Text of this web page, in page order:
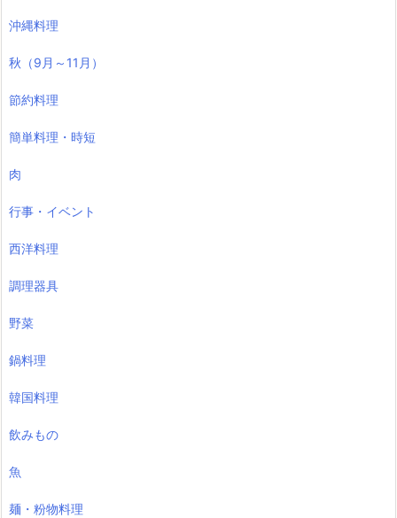
沖縄料理
秋（9月～11月）
節約料理
簡単料理・時短
肉
行事・イベント
西洋料理
調理器具
野菜
鍋料理
韓国料理
飲みもの
魚
麺・粉物料理